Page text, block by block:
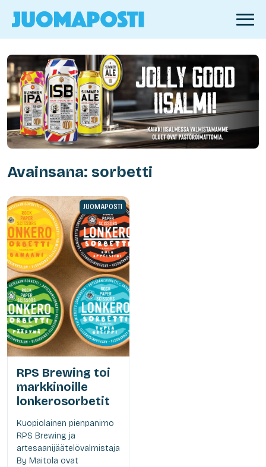
Avainsana: sorbetti
JUOMAPOSTI
RPS Brewing toi
markkinoille
lonkerosorbetit
Kuopiolainen pienpanimo
RPS Brewing ja
artesaanijäätelövalmistaja
By Maitola ovat